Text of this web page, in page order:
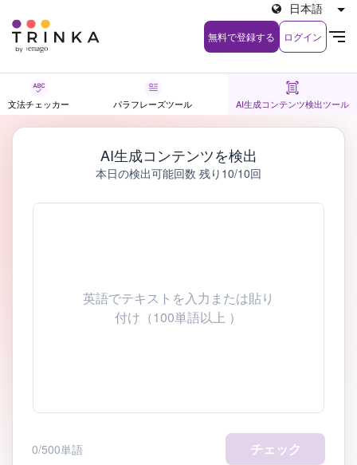
無料で登録する ログイン
日本語
文法チェッカー パラフレーズツール AI生成コンテンツ検出ツール
AI生成コンテンツを検出
本日の検出可能回数 残り10/10回
0/500単語 チェック